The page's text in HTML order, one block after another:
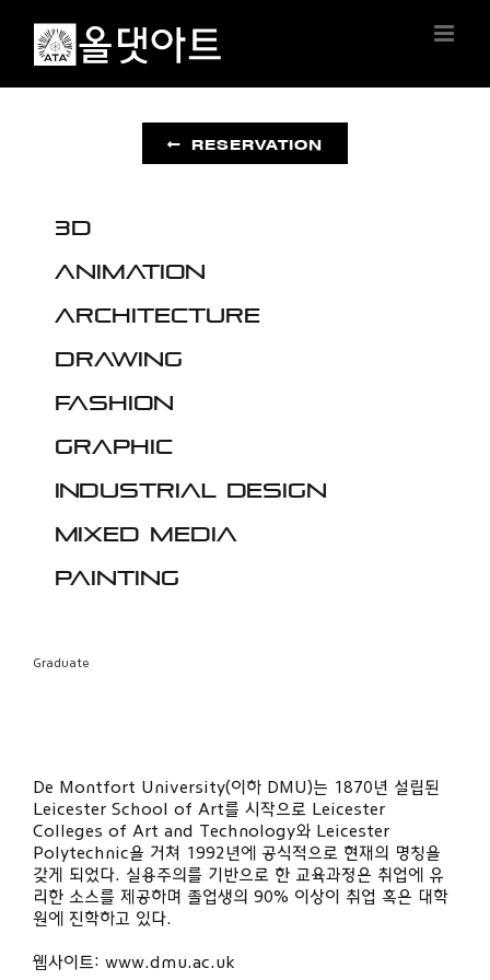
content
De Montfort University(이하 DMU)는 1870년 설립된
Leicester School of Art를 시작으로 Leicester
Colleges of Art and Technology와 Leicester
Polytechnic을 거쳐 1992년에 공식적으로 현재의 명칭을
갖게 되었다. 실용주의를 기반으로 한 교육과정은 취업에 유
리한 소스를 제공하며 졸업생의 90% 이상이 취업 혹은 대학
원에 진학하고 있다.
웹사이트: www.dmu.ac.uk
RESERVATION
3D
Animation
Architecture
Drawing
Fashion
Graphic
Industrial design
Mixed media
Painting
Graduate